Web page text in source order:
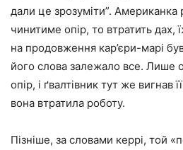
дали це зрозуміти”.
чинитиме опір, то втратить дах,
на продовження кар’єри-марі
його слова залежало все. Лише
опір, і ґвалтівник тут же вигнав
вона втратила роботу.
Пізніше, за словами керрі, той